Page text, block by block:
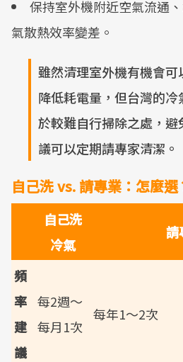
保持室外機附近空氣流通
氣散熱效率變差。
雖然清理室外機有機會可
降低耗電量，但台灣的
於較難自行掃除之處，
議可以定期請專家清潔。
自己洗 vs. 請專業：怎麼選
自己洗
冷氣
請
頻
率
建
議
每2週～
每月1次
每年1～2次